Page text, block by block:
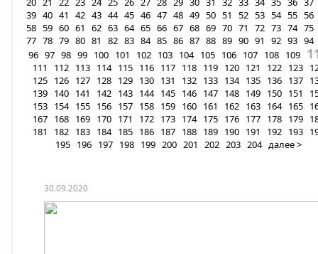
39 40 41 42 43 44 45 46 47 48 49 50 51 52 53 54 55 56
58 59 60 61 62 63 64 65 66 67 68 69 70 71 72 73 74 75
77 78 79 80 81 82 83 84 85 86 87 88 89 90 91 92 93 94
96 97 98 99 100 101 102 103 104 105 106 107 108 109
111 112 113 114 115 116 117 118 119 120 121 122 123
125 126 127 128 129 130 131 132 133 134 135 136 137
139 140 141 142 143 144 145 146 147 148 149 150 151
153 154 155 156 157 158 159 160 161 162 163 164 165
167 168 169 170 171 172 173 174 175 176 177 178 179
181
182 183 184 185 186 187 188 189 190 191 192 193
195 196 197 198 199 200 201 202 203 204 далее >
30.09.2020